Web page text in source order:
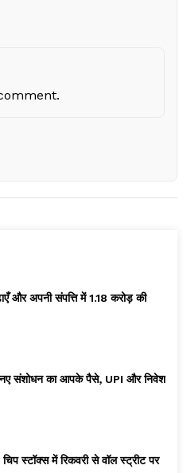
और अपनी संपत्ति में ₹1.18 करोड़ की
संशोधन का आपके पैसे, UPI और निवेश
स्टॉक्स में रिकवरी से वॉल स्ट्रीट पर